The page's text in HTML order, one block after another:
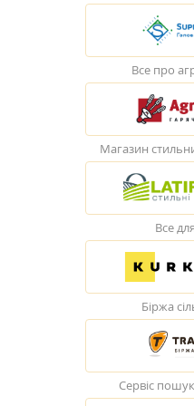
Все про
Магазин
Все
Біржа
Сервіс